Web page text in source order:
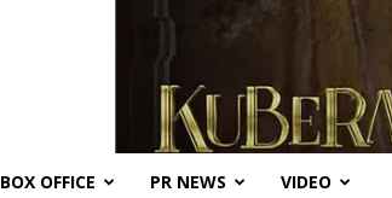
BOX OFFICE PR NEWS VIDEO